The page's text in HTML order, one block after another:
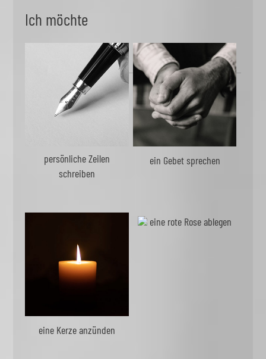
Ich möchte
persönliche Zeilen
schreiben
ein Gebet sprechen
eine Kerze anzünden
eine rote Rose ablegen